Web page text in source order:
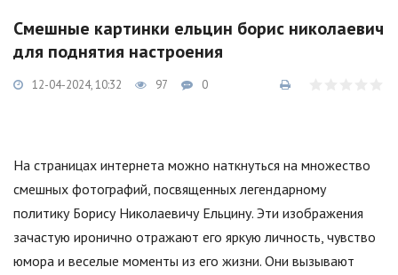
Смешные картинки ельцин борис николаевич
для поднятия настроения
12-04-2024, 10:32 97 0
На страницах интернета можно наткнуться на множество
смешных фотографий, посвященных легендарному
политику Борису Николаевичу Ельцину. Эти изображения
зачастую иронично отражают его яркую личность, чувство
юмора и веселые моменты из его жизни. Они вызывают